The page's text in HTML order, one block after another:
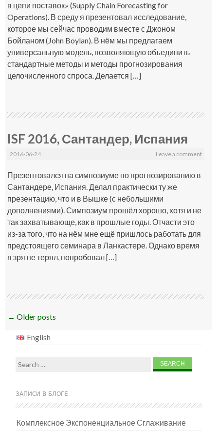
в цепи поставок» (Supply Chain Forecasting for
Operations). В среду я презентовал исследование,
которое мы сейчас проводим вместе с Джоном
Бойланом (John Boylan). В нём мы предлагаем
универсальную модель, позволяющую объединить
стандартные методы и методы прогнозирования
целочисленного спроса. Делается […]
ISF 2016, Сантандер, Испания
2016-06-24 Leave a comment
Презентовался на симпозиуме по прогнозированию в
Сантандере, Испания. Делал практически ту же
презентацию, что и в Вышке (с небольшими
дополнениями). Симпозиум прошёл хорошо, хотя и не
так захватывающе, как в прошлые годы. Отчасти это
из-за того, что на нём мне ещё пришлось работать для
предстоящего семинара в Ланкастере. Однако время
я зря не терял, попробовал […]
Post
← Older posts
English
Search
ЗАПИСИ В БЛОГЕ
Комплексное Экспоненциальное Сглаживание